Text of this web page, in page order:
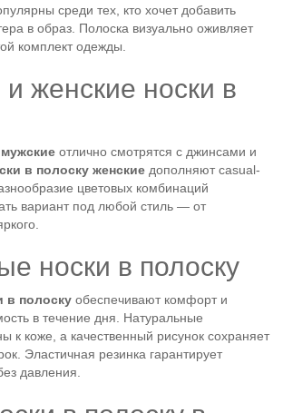
среди тех, кто хочет добавить
в образ. Полоска визуально оживляет
комплект одежды.
женские носки в
отлично смотрятся с джинсами и
в полоску женские дополняют casual-
цветовых комбинаций
вариант под любой стиль — от
носки в полоску
в полоску обеспечивают комфорт и
в течение дня. Натуральные
к коже, а качественный рисунок сохраняет
Эластичная резинка гарантирует
давления.